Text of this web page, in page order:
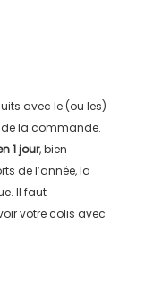
avec le (ou les)
la commande.
1 jour, bien
de l’année, la
Il faut
votre colis avec